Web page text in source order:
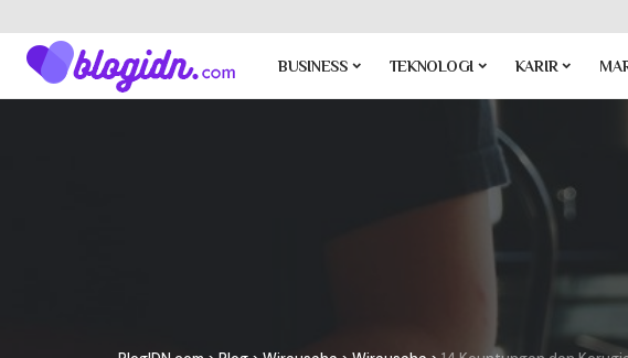
BUSINESS TEKNOLOGI KARIR